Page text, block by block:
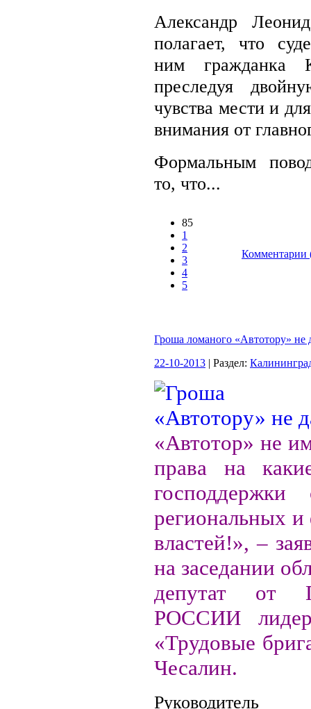
Александр
полагает, что
ним гражданка
преследуя
чувства мести и
внимания от
Формальным
то, что...
85
1
2
3
4
5
Комментарии
Гроша ломаного «Автотору» не
22-10-2013 | Раздел:
«Автотор» не
права на
региональных
властей!», –
на заседании
депутат от
РОССИИ
«Трудовые
Чесалин.